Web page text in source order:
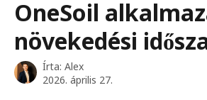
OneSoil
növekedési
Írta: Alex
2026. április 27.